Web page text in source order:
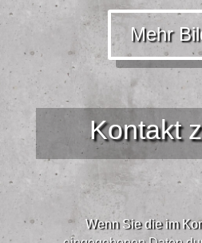
Mehr
Kontakt
Wenn Sie die im